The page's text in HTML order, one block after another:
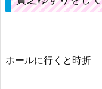
ホールに行くと時折